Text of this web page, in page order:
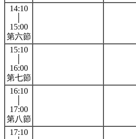
14:10
15:00
第六節
15:10
16:00
第七節
16:10
17:00
第八節
17:10